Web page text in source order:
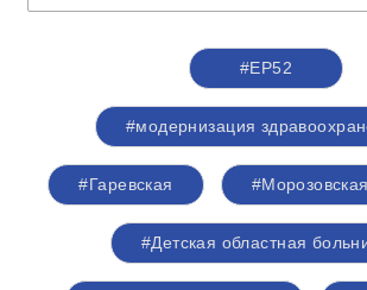
#ЕР52
#модернизация
#Гаревская
#Детская областная